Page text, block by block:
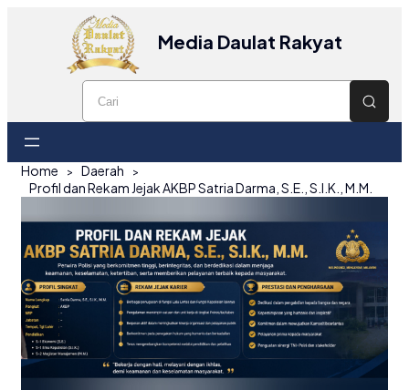
Media Daulat Rakyat
Home
Daerah
Profil dan Rekam Jejak AKBP Satria Darma, S.E., S.I.K., M.M.